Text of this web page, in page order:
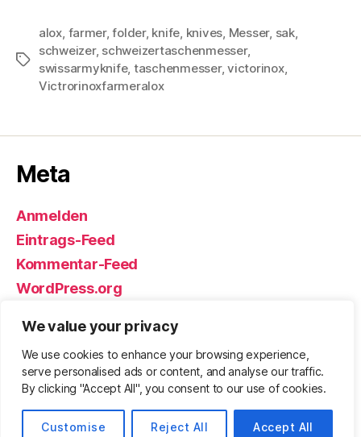
We value your privacy
We use cookies to enhance your browsing experience,
serve personalised ads or content, and analyse our traffic.
By clicking "Accept All", you consent to our use of cookies.
Customise Reject All Accept All
Schlagwörter
alox farmer,folder, knife knives Messer, sak,
schweizer, schweizertaschenmesser,
swissarmyknife, taschenmesser,victorinox,
Victrorinoxfarmeralox
Meta
Anmelden
Eintrags-Feed
Kommentar-Feed
WordPress.org
© 2026Björn Eickhoff – Der Blog
rund um Messer, Equipment und ums
Überleben
Datenschutz
Nach oben